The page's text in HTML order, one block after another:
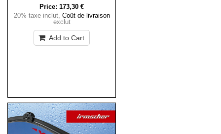
Price: 173,30 €
20% taxe inclut, Coût de livraison
exclut
Add to Cart